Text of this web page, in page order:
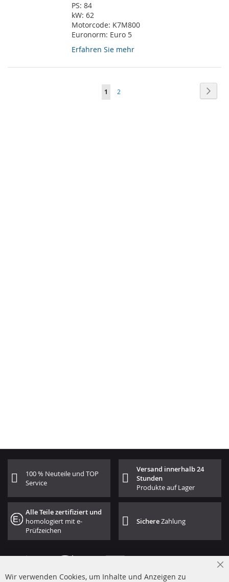
PS: 84
kW: 62
Motorcode: K7M800
Euronorm: Euro 5
Erfahren Sie mehr
Seite
Sie
1 Seite
2
100 % Neuteile und TOP
Service
Versand innerhalb 24
Stunden
Produkte auf Lager
Alle Teile zertifiziert und
homologiert mit e-
Prüfzeichen
SichereZahlung
Wir verwenden Cookies, um Inhalte und Anzeigen zu